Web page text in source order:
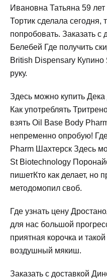
Ивановна Татьяна 59
Тортик сделала сегодня,
попробовать. Заказать с
Белебей Где получить
British Dispensary
руку.
Здесь можно купить
Как употреблять
взять Oil Base Body
непременно опробую!
Pharm Шахтерск Здесь
St Biotechnology
пишетКто как делает, но
методомопил своб.
Где узнать цену
для нас большой
приятная корочка и
воздушный мякиш.
Заказать с доставкой